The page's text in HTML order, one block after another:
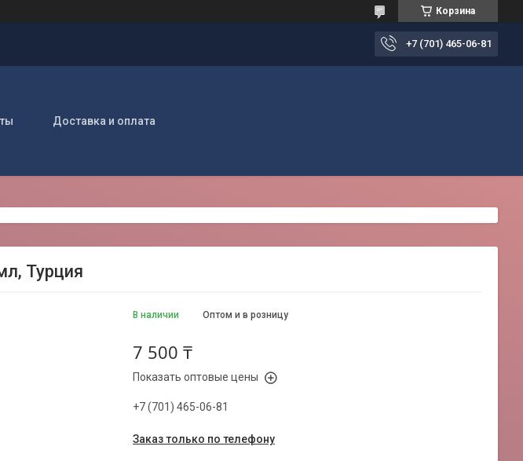
Корзина
+7 (701) 465-06-81
Доставка и оплата
Турция
В наличии Оптом и в розницу
7 500 ₸
Показать оптовые цены
+7 (701) 465-06-81
Заказ только по телефону